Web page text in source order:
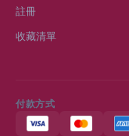
註冊
收藏清單
付款方式